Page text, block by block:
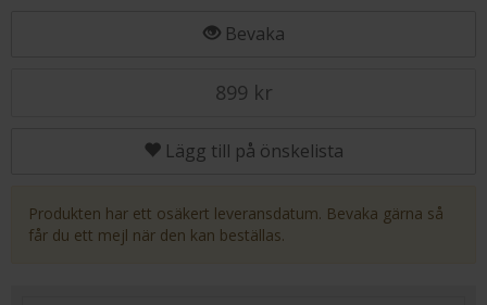
Bevaka
899 kr
Lägg till på önskelista
Produkten har ett osäkert leveransdatum. Bevaka gärna så
får du ett mejl när den kan beställas.